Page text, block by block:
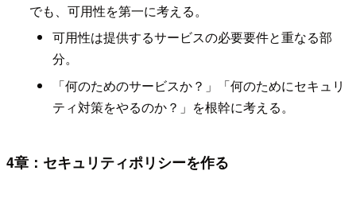
でも、可用性を第一に考える。
可用性は提供するサービスの必要要件と重なる部
分。
「何のためのサービスか？」「何のためにセキュリ
ティ対策をやるのか？」を根幹に考える。
4章：セキュリティポリシーを作る